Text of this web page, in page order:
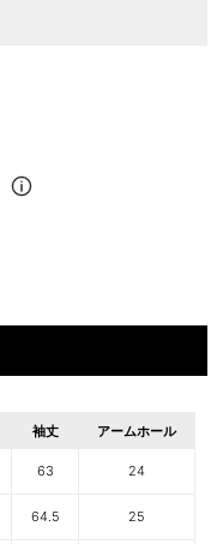
袖丈 アームホール
63 24
64.5 25